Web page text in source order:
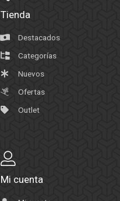
Tienda
Destacados
Categorías
Nuevos
Ofertas
Outlet
Mi cuenta